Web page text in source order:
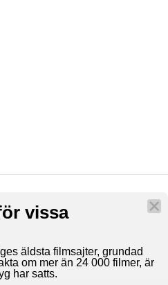
vissa
äldsta filmsajter, grundad
om mer än 24 000 filmer, är
har satts.